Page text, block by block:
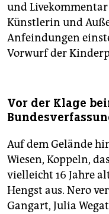
und
Künstlerin und
Anfeindungen
Vorwurf der
Vor der Klage
Auf dem Gelände
Wiesen, Koppeln,
vielleicht 16 Jahre
Hengst aus. Nero
Gangart, Julia